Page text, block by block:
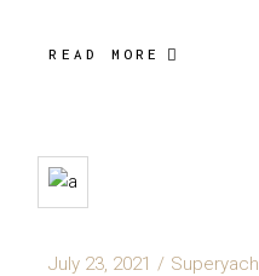
READ MORE
July 23, 2021